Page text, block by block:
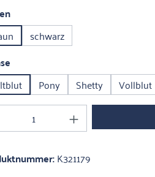
auswählen
schwarz
Pony Shetty Vollblut
Anzahl: Gib den
K321179